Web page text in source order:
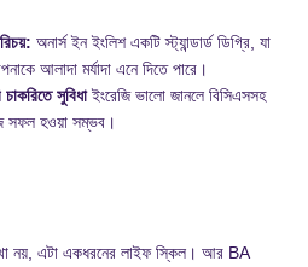
অনার্স ইন ইংলিশ একটি স্ট্যান্ডার্ড ডিগ্রি, যা
আলাদা মর্যাদা এনে দিতে পারে।
সুবিধাইংরেজি ভালো জানলে বিসিএসসহ
সফল হওয়া সম্ভব।
নয়, এটা একধরনের লাইফ স্কিল। আর BA